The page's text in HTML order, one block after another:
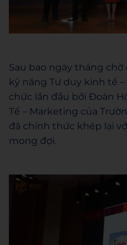
Sau bao ngày tháng
kỹ năng Tư duy kinh tế –
chức lần đầu bởi Đoàn
Tế – Marketing của
đã chính thức khép lại
mong đợi.